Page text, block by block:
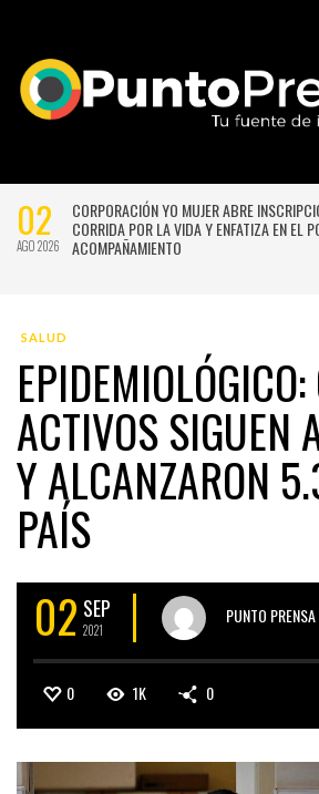
02
AGO 2026
CORPORACIÓN YO MUJER ABRE
CORRIDA POR LA VIDA Y ENFATIZA EN EL
ACOMPAÑAMIENTO
SALUD
ACTIVOS SIGUEN
Y ALCANZARON
PAÍS
02 SEP
2021
PUNTO PRENSA
0 1K 0